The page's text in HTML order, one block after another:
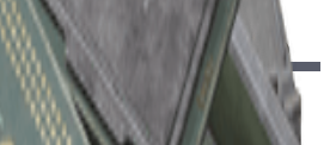
Item Projeto Tático Mk. 3 (Cura)
3 (Cura)